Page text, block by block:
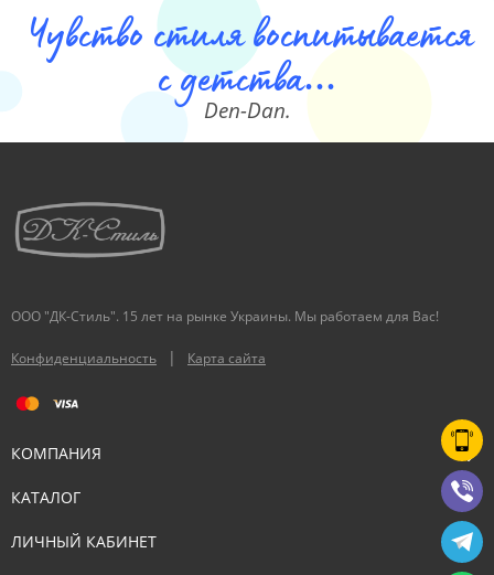
Чувство стиля воспитывается
с детства...
Den-Dan.
ООО "ДК-Стиль". 15 лет на рынке Украины. Мы работаем для Вас!
Конфиденциальность | Карта сайта
КОМПАНИЯ
КАТАЛОГ
ЛИЧНЫЙ КАБИНЕТ